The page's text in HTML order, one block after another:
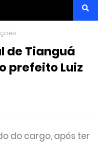
E
de Tianguá
prefeito Luiz
do cargo, após ter